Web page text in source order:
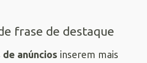
frase de destaque
anúncios inserem mais